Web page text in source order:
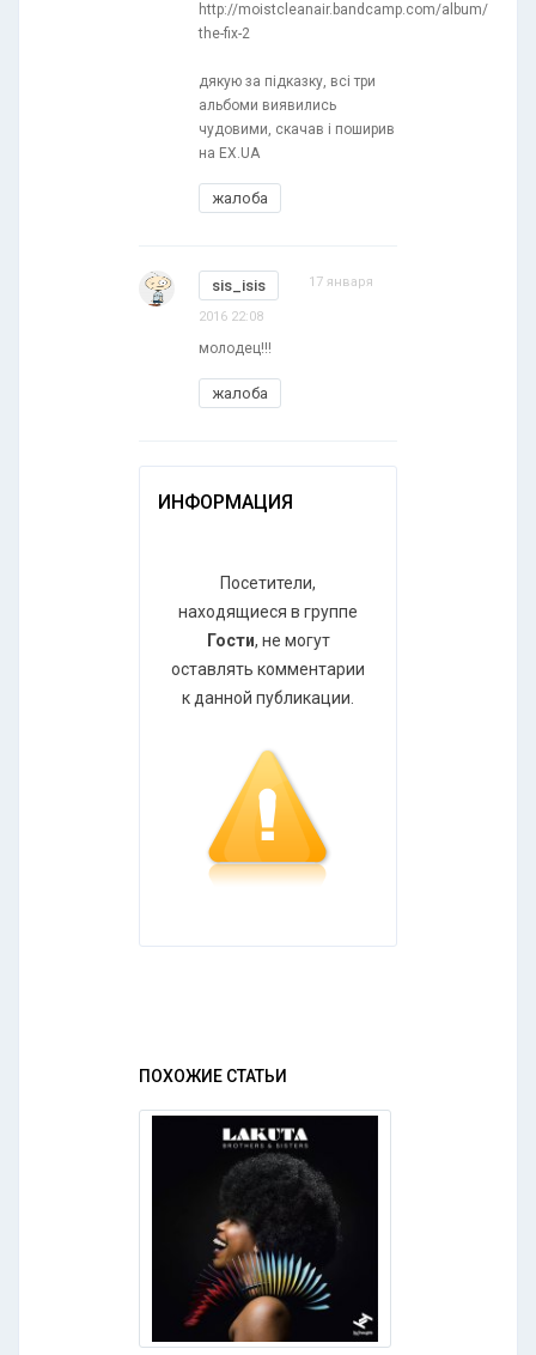
http://moistcleanair.bandcamp.com/album/
the-fix-2
дякую за підказку, всі три
альбоми виявились
чудовими, скачав і поширив
на EX.UA
жалоба
sis_isis 17 января
2016 22:08
молодец!!!
жалоба
ИНФОРМАЦИЯ
Посетители,
находящиеся в группе
Гости, не могут
оставлять комментарии
к данной публикации.
ПОХОЖИЕ СТАТЬИ